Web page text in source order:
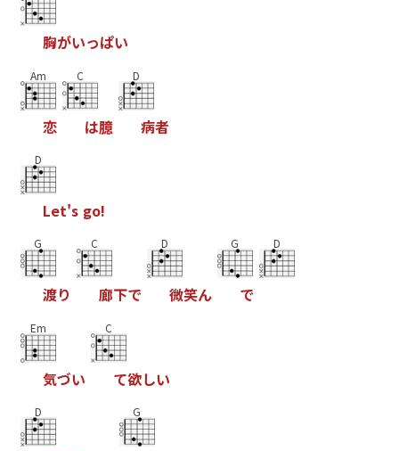
胸がいっぱい
Am
恋
C
は臆
D
病者
D
Let's go!
G
渡り
C
廊下で
D
微笑ん
G
で
D
Em
気づい
C
て欲しい
D G